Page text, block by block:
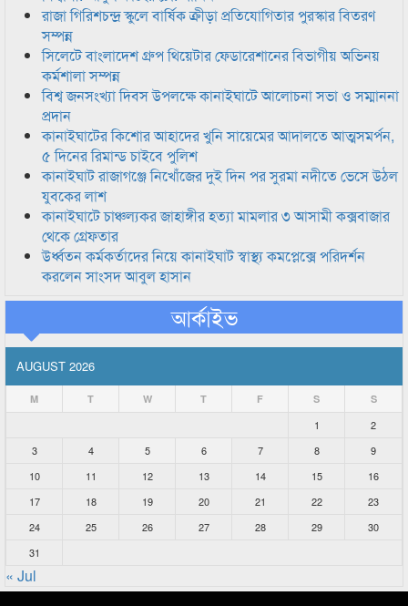
রাজা গিরিশচন্দ্র স্কুলে বার্ষিক ক্রীড়া প্রতিযোগিতার পুরস্কার বিতরণ
সম্পন্ন
সিলেটে বাংলাদেশ গ্রুপ থিয়েটার ফেডারেশানের বিভাগীয় অভিনয়
কর্মশালা সম্পন্ন
বিশ্ব জনসংখ্যা দিবস উপলক্ষে কানাইঘাটে আলোচনা সভা ও সম্মাননা
প্রদান
কানাইঘাটের কিশোর আহাদের খুনি সায়েমের আদালতে আত্মসমর্পন,
৫ দিনের রিমান্ড চাইবে পুলিশ
কানাইঘাট রাজাগঞ্জে নিখোঁজের দুই দিন পর সুরমা নদীতে ভেসে উঠল
যুবকের লাশ
কানাইঘাটে চাঞ্চল্যকর জাহাঙ্গীর হত্যা মামলার ৩ আসামী কক্সবাজার
থেকে গ্রেফতার
উর্ধ্বতন কর্মকর্তাদের নিয়ে কানাইঘাট স্বাস্থ্য কমপ্লেক্সে পরিদর্শন
করলেন সাংসদ আবুল হাসান
আর্কাইভ
AUGUST 2026
M T W T F S S
1
2
3
4 5 6 7 8
9
10
11 12 13 14 15
16
17
18 19 20 21 22
23
24
25 26 27 28 29
30
31
« Jul